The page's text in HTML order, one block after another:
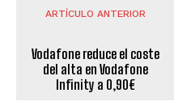
ARTÍCULO ANTERIOR
Vodafone reduce el coste
del alta en Vodafone
Infinity a 0,90€